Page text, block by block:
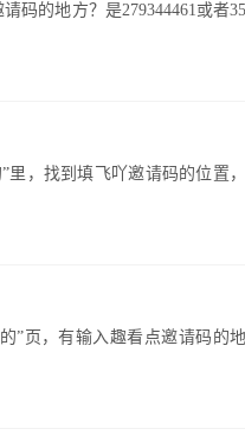
码的地方？是279344461或者35
里，找到填飞吖邀请码的位置，
”页，有输入趣看点邀请码的地